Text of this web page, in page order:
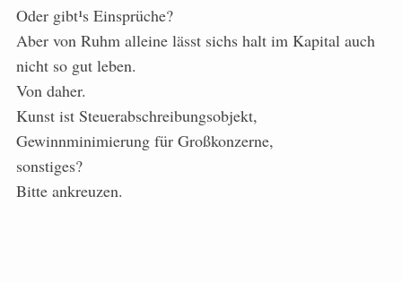
Oder gibt¹s Einsprüche?
Aber von Ruhm alleine lässt sichs halt im Kapital auch
nicht so gut leben.
Von daher.
Kunst ist Steuerabschreibungsobjekt,
Gewinnminimierung für Großkonzerne,
sonstiges?
Bitte ankreuzen.